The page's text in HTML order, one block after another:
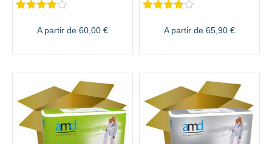
sur 5
basé sur
client
A partir de 60,00 €
sur 5
basé sur
client
A partir de 65,90 €